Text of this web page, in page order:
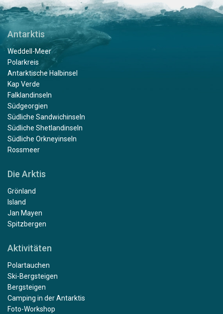
Antarktis
Weddell-Meer
Polarkreis
Antarktische Halbinsel
Kap Verde
Falklandinseln
Südgeorgien
Südliche Sandwichinseln
Südliche Shetlandinseln
Südliche Orkneyinseln
Rossmeer
Die Arktis
Grönland
Island
Jan Mayen
Spitzbergen
Aktivitäten
Polartauchen
Ski-Bergsteigen
Bergsteigen
Camping in der Antarktis
Foto-Workshop